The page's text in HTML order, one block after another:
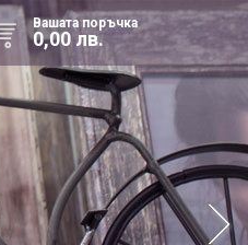
Вашата поръчка
0,00 лв.